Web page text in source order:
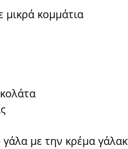
μικρά κομμάτια
με την κρέμα